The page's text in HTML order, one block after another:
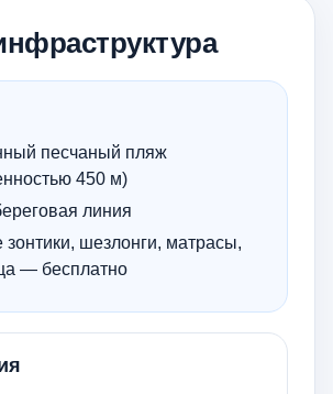
песчаный пляж
450 м)
линия
шезлонги, матрасы,
— бесплатно